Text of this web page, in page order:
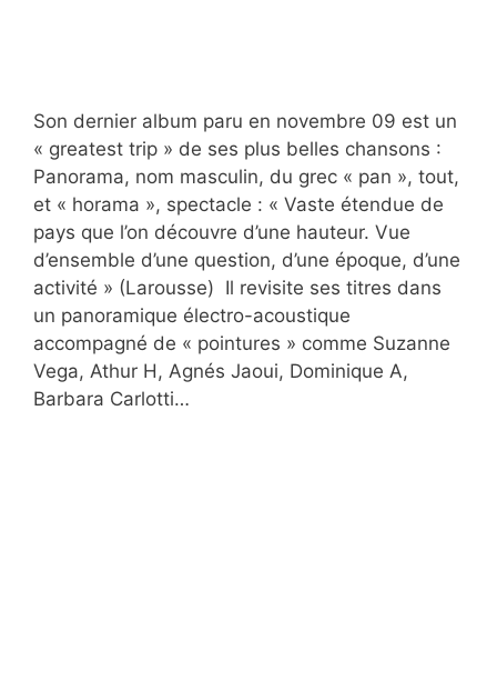
Son dernier album paru en novembre 09 est un
« greatest trip » de ses plus belles chansons :
Panorama, nom masculin, du grec « pan », tout,
et « horama », spectacle : « Vaste étendue de
pays que l’on découvre d’une hauteur. Vue
d’ensemble d’une question, d’une époque, d’une
activité » (Larousse) Il revisite ses titres dans
un panoramique électro-acoustique
accompagné de « pointures » comme Suzanne
Vega, Athur H, Agnés Jaoui, Dominique A,
Barbara Carlotti…